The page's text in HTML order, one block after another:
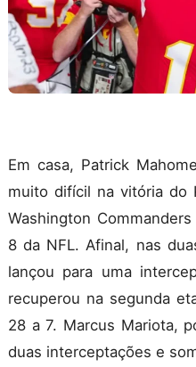
Em casa, Patrick
muito difícil na vitória do
Washington
8 da NFL. Afinal, nas
lançou para uma
recuperou na segunda
28 a 7. Marcus Mariota,
duas interceptações e